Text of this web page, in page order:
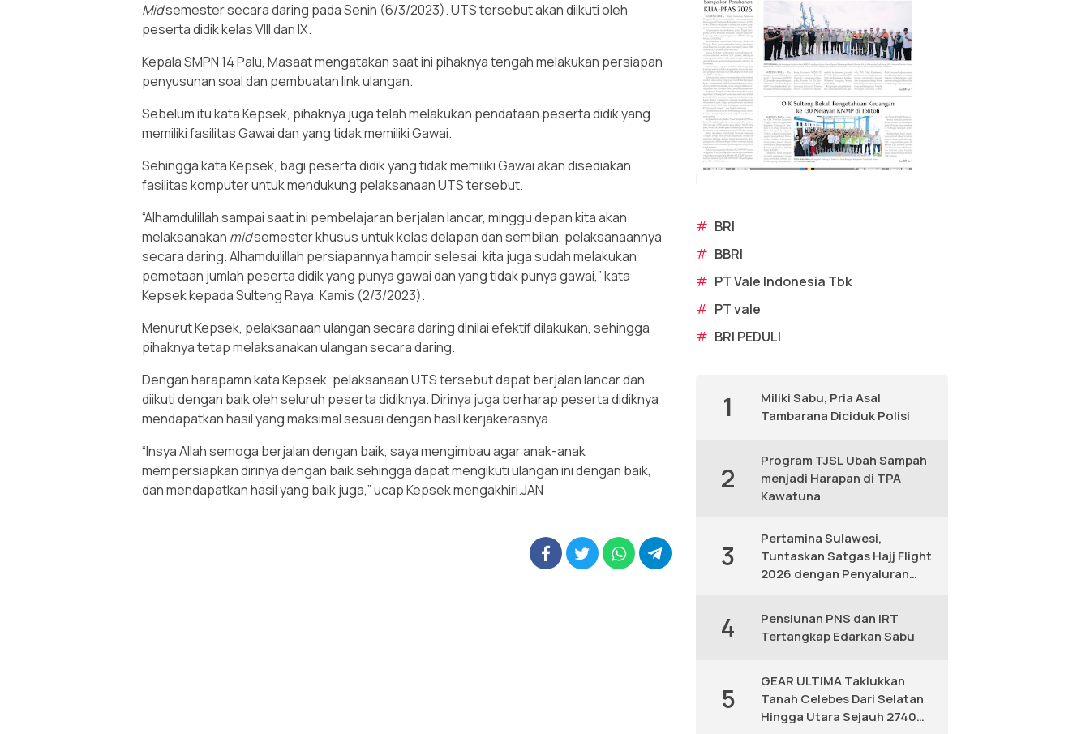
Midsemester secara daring pada Senin (6/3/2023). UTS tersebut akan diikuti oleh
peserta didik kelas VIII dan IX.
Kepala SMPN 14 Palu, Masaat mengatakan saat ini pihaknya tengah melakukan persiapan
penyusunan soal dan pembuatan link ulangan.
Sebelum itu kata Kepsek, pihaknya juga telah melakukan pendataan peserta didik yang
memiliki fasilitas Gawai dan yang tidak memiliki Gawai.
Sehingga kata Kepsek, bagi peserta didik yang tidak memiliki Gawai akan disediakan
fasilitas komputer untuk mendukung pelaksanaan UTS tersebut.
“Alhamdulillah sampai saat ini pembelajaran berjalan lancar, minggu depan kita akan
melaksanakan midsemester khusus untuk kelas delapan dan sembilan, pelaksanaannya
secara daring. Alhamdulillah persiapannya hampir selesai, kita juga sudah melakukan
pemetaan jumlah peserta didik yang punya gawai dan yang tidak punya gawai,” kata
Kepsek kepada Sulteng Raya, Kamis (2/3/2023).
Menurut Kepsek, pelaksanaan ulangan secara daring dinilai efektif dilakukan, sehingga
pihaknya tetap melaksanakan ulangan secara daring.
Dengan harapamn kata Kepsek, pelaksanaan UTS tersebut dapat berjalan lancar dan
diikuti dengan baik oleh seluruh peserta didiknya. Dirinya juga berharap peserta didiknya
mendapatkan hasil yang maksimal sesuai dengan hasil kerjakerasnya.
“Insya Allah semoga berjalan dengan baik, saya mengimbau agar anak-anak
mempersiapkan dirinya dengan baik sehingga dapat mengikuti ulangan ini dengan baik,
dan mendapatkan hasil yang baik juga,” ucap Kepsek mengakhiri.JAN
# BRI
# BBRI
# PT Vale Indonesia Tbk
# PT vale
# BRI PEDULI
1
Miliki Sabu, Pria Asal
Tambarana Diciduk Polisi
2
Program TJSL Ubah Sampah
menjadi Harapan di TPA
Kawatuna
3
Pertamina Sulawesi,
Tuntaskan Satgas Hajj Flight
2026 dengan Penyaluran
4
Pensiunan PNS dan IRT
Tertangkap Edarkan Sabu
5
GEAR ULTIMA Taklukkan
Tanah Celebes Dari Selatan
Hingga Utara Sejauh 2740